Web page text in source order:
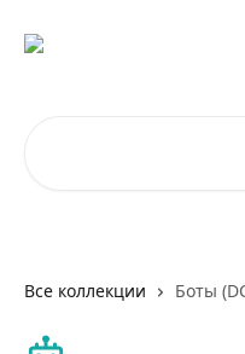
Все коллекции Боты